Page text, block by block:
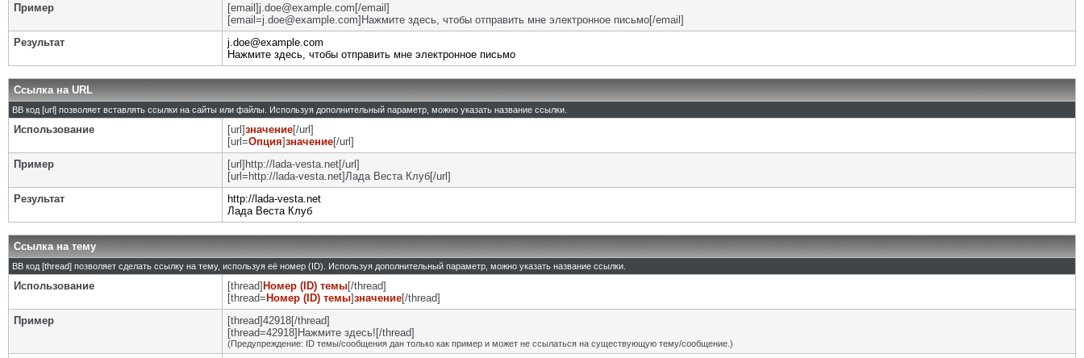
Пример
[email]j.doe@example.com[/email]
[email=j.doe@example.com]Нажмите здесь, чтобы отправить мне электронное письмо[/email]
Результат
j.doe@example.com
Нажмите здесь, чтобы отправить мне электронное письмо
Ссылка на URL
BB код [url] позволяет вставлять ссылки на сайты или файлы. Используя дополнительный параметр, можно указать название ссылки.
Использование [url]значение[/url]
[url=Опция]значение[/url]
Пример
[url]http://lada-vesta.net[/url]
[url=http://lada-vesta.net]Лада Веста Клуб[/url]
Результат
http://lada-vesta.net
Лада Веста Клуб
Ссылка на тему
BB код [thread] позволяет сделать ссылку на тему, используя её номер (ID). Используя дополнительный параметр, можно указать название ссылки.
Использование [thread] Номер (ID) темы[/thread]
[thread= Номер (ID) темы]значение[/thread]
Пример
[thread]42918[/thread]
[thread=42918]Нажмите здесь![/thread]
(Предупреждение: ID темы/сообщения дан только как пример и может не ссылаться на существующую тему/сообщение.)